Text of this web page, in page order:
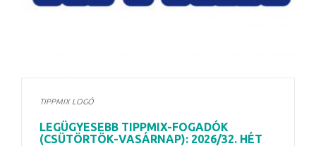
TIPPMIX LOGÓ
LEGÜGYESEBB TIPPMIX-FOGADÓK
(CSÜTÖRTÖK-VASÁRNAP): 2026/32. HÉT